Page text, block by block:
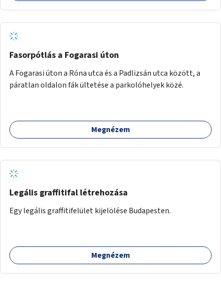
Fasorpótlás a Fogarasi úton
A Fogarasi úton a Róna utca és a Padlizsán utca között, a
páratlan oldalon fák ültetése a parkolóhelyek közé.
Megnézem
Legális graffitifal létrehozása
Egy legális graffitifelület kijelölése Budapesten.
Megnézem